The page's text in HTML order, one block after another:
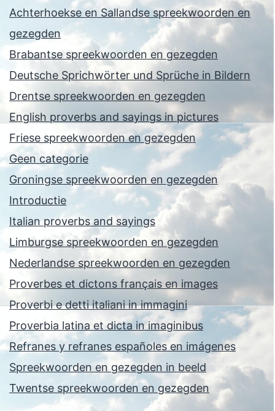
Achterhoekse en Sallandse spreekwoorden en
gezegden
Brabantse spreekwoorden en gezegden
Deutsche Sprichwörter und Sprüche in Bildern
Drentse spreekwoorden en gezegden
English proverbs and sayings in pictures
Friese spreekwoorden en gezegden
Geen categorie
Groningse spreekwoorden en gezegden
Introductie
Italian proverbs and sayings
Limburgse spreekwoorden en gezegden
Nederlandse spreekwoorden en gezegden
Proverbes et dictons français en images
Proverbi e detti italiani in immagini
Proverbia latina et dicta in imaginibus
Refranes y refranes españoles en imágenes
Spreekwoorden en gezegden in beeld
Twentse spreekwoorden en gezegden